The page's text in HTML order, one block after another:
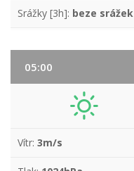
Srážky [3h]: beze srážek
05:00
Vítr: 3m/s